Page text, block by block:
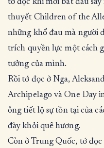
tớ đọc khi mới bắt đầu
thuyết Children of the
những khổ đau mà người
trích quyền lực một cách
tưởng của mình.
Rồi tớ đọc ở Nga,
Archipelago và One Day
ông tiết lộ sự tồn tại của
đày khỏi quê hương.
Còn ở Trung Quốc, tớ